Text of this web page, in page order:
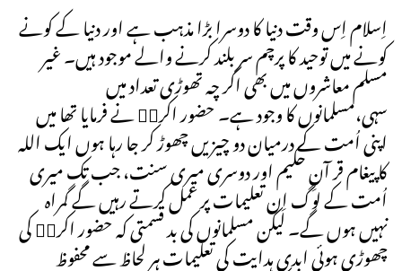
اِسلام اِس وقت دنیا کا دوسرا بڑا مذہب ہے اور دنیا کے کونے
کونے میں توحید کا پرچم سر بلند کرنے والے موجود ہیں۔ غیر
مسلم معاشروں میں بھی اگر چہ تھوڑی تعداد میں
سہی،مسلمانوں کا وجود ہے۔ حضور اکرمۖ نے فرمایا تھا میں
اپنی اُمت کے درمیان دو چیزیں چھوڑ کر جا رہا ہوں ایک اللہ
کا پیغام قر آنِ حکیم اور دوسری میری سنت، جب تک میری
اُمت کے لوگ اِن تعلیمات پر عمل کرتے رہیں گے گمراہ
نہیں ہوں گے۔ لیکن مسلمانوں کی بد قسمتی کہ حضور اکرمۖ کی
چھوڑی ہوئی ابدی ہدایت کی تعلیمات ہر لحاظ سے محفوظ